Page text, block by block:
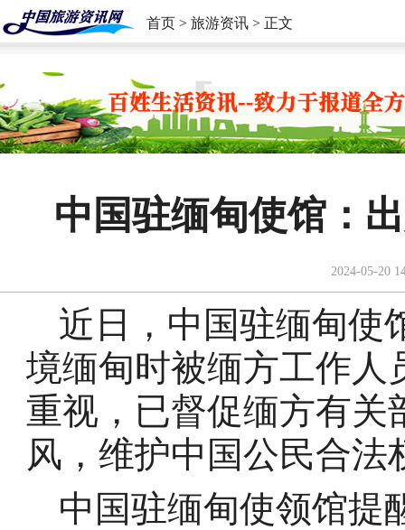
首页 > 旅游资讯 > 正文
中国驻缅甸使馆：
2024-05-20
近日，中国驻缅甸使
境缅甸时被缅方工作人
重视，已督促缅方有关
风，维护中国公民合法
中国驻缅甸使领馆提